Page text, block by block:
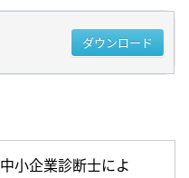
ダウンロード
中小企業診断士によ